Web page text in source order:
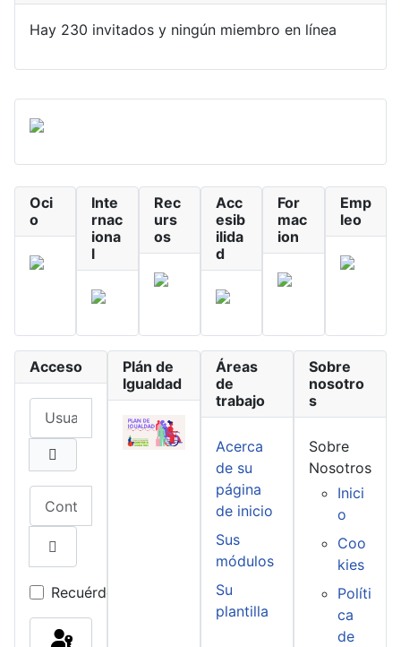
Hay 230 invitados y ningún miembro en línea
Oci
o
Inte
rnac
iona
l
Rec
urs
os
Acc
esib
ilida
d
For
mac
ion
Emp
leo
Acceso
Mostrar contraseña
Recuérdeme
Plán de
Igualdad
Áreas
de
trabajo
Acerca
de su
página
de inicio
Sus
módulos
Su
plantilla
Sobre
nosotro
s
Sobre
Nosotros
Inici
o
Coo
kies
Políti
ca
de